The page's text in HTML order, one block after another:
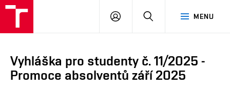
MENU
PŘIHLÁSIT
Vyhláška pro studenty č. 11/2025 -
Promoce absolventů září 2025